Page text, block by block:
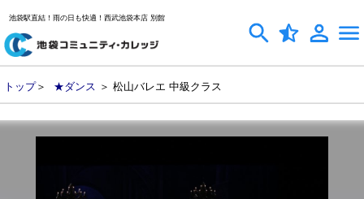
池袋駅直結！雨の日も快適！西武池袋本店 別館
トップ＞ ★ダンス ＞ 松山バレエ 中級クラス